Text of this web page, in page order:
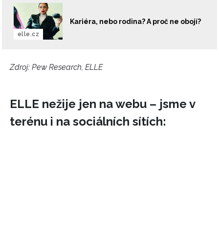
Kariéra, nebo rodina? A proč ne obojí?
elle.cz
Zdroj: Pew Research, ELLE
ELLE nežije jen na webu – jsme v
terénu i na sociálních sítích: